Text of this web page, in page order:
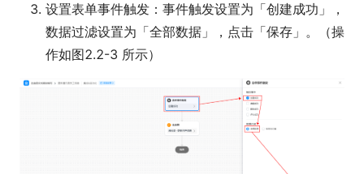
设置表单事件触发：事件触发设置为「创建成功」，
数据过滤设置为「全部数据」，点击「保存」。（操
作如图2.2-3 所示）